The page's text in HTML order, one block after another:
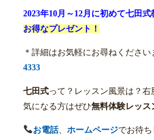
2023年10月～12月に初めて七田
お得なプレゼント！
＊詳細はお気軽にお尋ねください
4333
七田式って？レッスン風景は？
気になる方はぜひ無料体験レッス
お電話、 ホームページでお待ち